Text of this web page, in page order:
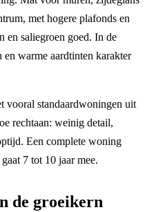
met hogere plafonds en
en saliegroen goed. In de
warme aardtinten karakter
vooral standaardwoningen uit
rechtaan: weinig detail,
Een complete woning
7 tot 10 jaar mee.
de groeikern